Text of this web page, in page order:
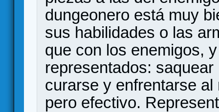
dungeonero está muy
sus habilidades o las
que con los enemigos,
representados:
curarse y enfrentarse
pero efectivo.